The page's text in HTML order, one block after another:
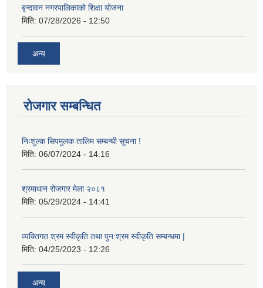
बृन्दावन नगरपालिकाको शिक्षा योजना
मिति: 07/28/2026 - 12:50
अन्य
रोजगार सम्बन्धित
निःशुल्क सिपमुलक तालिम सम्बन्धी सूचना !
मिति: 06/07/2024 - 14:16
श्रमाधान रोजगार मेला २०८१
मिति: 05/29/2024 - 14:41
व्यक्तिगत श्रम स्वीकृति तथा पुन:श्रम स्वीकृति सम्बन्धमा |
मिति: 04/25/2023 - 12:26
अन्य